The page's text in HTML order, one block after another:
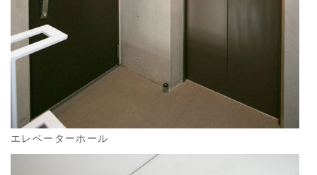
エレベーターホール